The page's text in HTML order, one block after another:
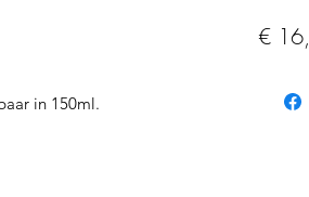
in 150ml.
€